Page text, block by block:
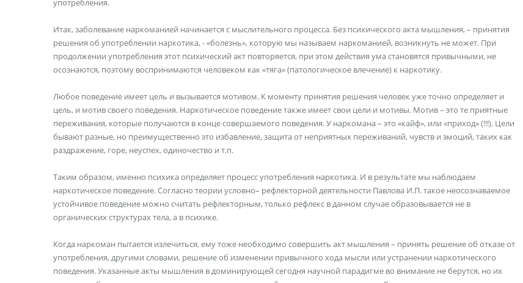
употребления.
Итак, заболевание наркоманией начинается с мыслительного процесса. Без психического акта мышления, – принятия
решения об употреблении наркотика, - «болезнь», которую мы называем наркоманией, возникнуть не может. При
продолжении употребления этот психический акт повторяется, при этом действия ума становятся привычными, не
осознаются, поэтому воспринимаются человеком как «тяга» (патологическое влечение) к наркотику.
Любое поведение имеет цель и вызывается мотивом. К моменту принятия решения человек уже точно определяет и
цель, и мотив своего поведения. Наркотическое поведение также имеет свои цели и мотивы. Мотив – это те приятные
переживания, которые получаются в конце совершаемого поведения. У наркомана – это «кайф», или «приход» (!!!). Цели
бывают разные, но преимущественно это избавление, защита от неприятных переживаний, чувств и эмоций, таких как
раздражение, горе, неуспех, одиночество и т.п.
Таким образом, именно психика определяет процесс употребления наркотика. И в результате мы наблюдаем
наркотическое поведение. Согласно теории условно– рефлекторной деятельности Павлова И.П. такое неосознаваемое
устойчивое поведение можно считать рефлекторным, только рефлекс в данном случае образовывается не в
органических структурах тела, а в психике.
Когда наркоман пытается излечиться, ему тоже необходимо совершить акт мышления – принять решение об отказе от
употребления, другими словами, решение об изменении привычного хода мысли или устранении наркотического
поведения. Указанные акты мышления в доминирующей сегодня научной парадигме во внимание не берутся, но их